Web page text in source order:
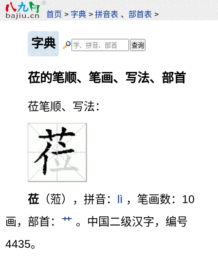
首页 > 字典 >拼音表 、部首表 >
字典
莅的笔顺、笔画、写法、部首
莅笔顺、写法：
莅 （蒞），拼音： lì ，笔画数：10
画，部首： 艹 。中国二级汉字，编号
4435。